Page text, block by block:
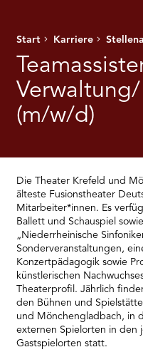
BESUCH ÖFFNEN
Start Karriere
(m/w/d)
Die Theater Krefeld und
älteste Fusionstheater
Mitarbeiter*innen. Es
Ballett und Schauspiel
„Niederrheinische
Sonderveranstaltungen,
Konzertpädagogik sowie
künstlerischen
Theaterprofil. Jährlich
den Bühnen und
und Mönchengladbach, in
externen Spielorten in den
Gastspielorten statt.